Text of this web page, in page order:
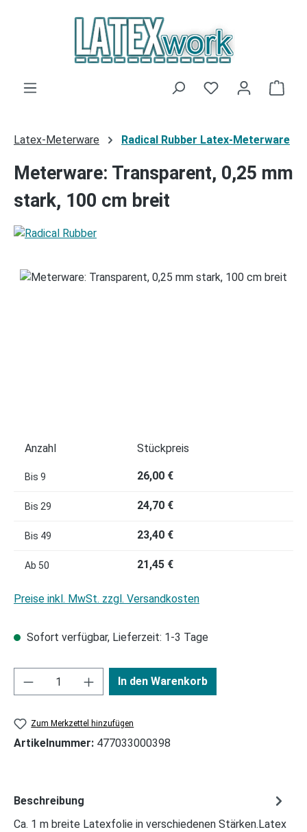
Zum Hauptinhalt springen
Du hast 0
Latex-Meterware Radical Rubber Latex-Meterware
Meterware: Transparent, 0,25 mm
stark, 100 cm breit
Bildergalerie überspringen
Anzahl Stückpreis
Bis 9 26,00 €
Bis 29 24,70 €
Bis 49 23,40 €
Ab 50 21,45 €
Preise inkl. MwSt. zzgl. Versandkosten
Sofort verfügbar, Lieferzeit: 1-3 Tage
In den Warenkorb
Zum Merkzettel hinzufügen
Artikelnummer: 477033000398
Beschreibung
Ca. 1 m breite Latexfolie in verschiedenen Stärken.Latex